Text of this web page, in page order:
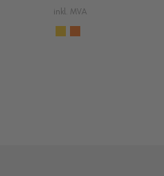
inkl. MVA